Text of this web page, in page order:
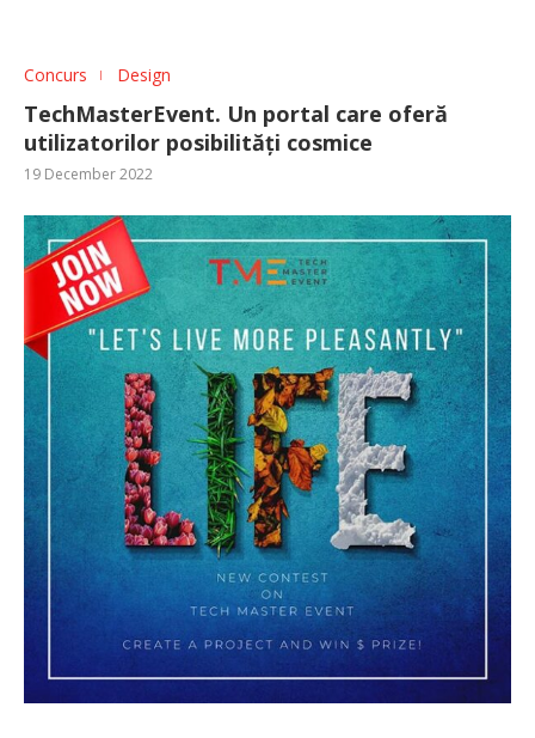
Concurs Design
TechMasterEvent. Un portal care oferă
utilizatorilor posibilități cosmice
19 December 2022